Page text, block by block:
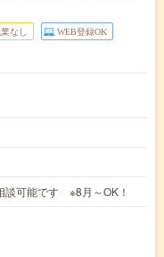
なし WEB登録OK
談可能です ※8月～OK！